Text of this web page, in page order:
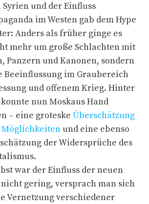
und der Einfluss
im Westen gab dem Hype
Anders als früher ginge es
mehr um große Schlachten mit
Panzern und Kanonen, sondern
Beeinflussung im Graubereich
und offenem Krieg. Hinter
nun Moskaus Hand
– eine groteske Überschätzung
Möglichkeiten und eine ebenso
der Widersprüche des
war der Einfluss der neuen
gering, versprach man sich
Vernetzung verschiedener